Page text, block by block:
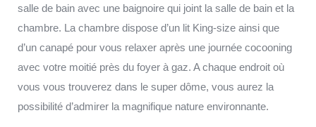
salle de bain avec une baignoire qui joint la salle de bain et la
chambre. La chambre dispose d’un lit King-size ainsi que
d’un canapé pour vous relaxer après une journée cocooning
avec votre moitié près du foyer à gaz. A chaque endroit où
vous vous trouverez dans le super dôme, vous aurez la
possibilité d’admirer la magnifique nature environnante.